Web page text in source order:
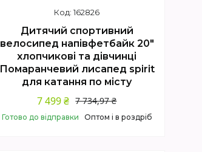
162826
Дитячий спортивний
велосипед напівфетбайк 20"
хлопчикові та дівчинці
Помаранчевий лисапед spirit
для катання по місту
7 734,97 ₴
7 499 ₴
Готово до відправки Оптом і в роздріб